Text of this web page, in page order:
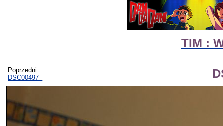
TIM :
Poprzedni:
DSC00497_